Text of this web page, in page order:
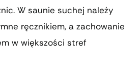
W saunie suchej należy
ręcznikiem, a zachowanie
w większości stref